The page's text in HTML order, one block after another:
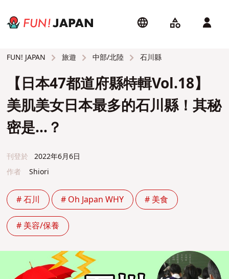
FUN! JAPAN 旅遊 中部/北陸 石川縣
【日本47都道府縣特輯Vol.18】
美肌美女日本最多的石川縣！其秘
密是…？
刊登於
2022年6月6日
作者
Shiori
# 石川 # Oh Japan WHY # 美食
# 美容/保養